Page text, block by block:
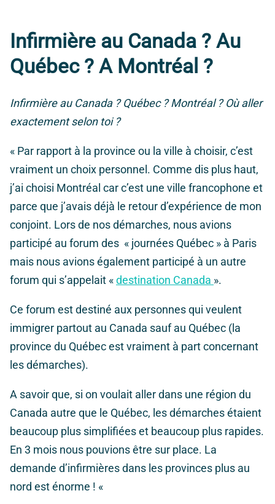
Infirmière au Canada ? Au
Québec ? A Montréal ?
Infirmière au Canada ? Québec ? Montréal ? Où aller
exactement selon toi ?
« Par rapport à la province ou la ville à choisir, c’est
vraiment un choix personnel. Comme dis plus haut,
j’ai choisi Montréal car c’est une ville francophone et
parce que j’avais déjà le retour d’expérience de mon
conjoint. Lors de nos démarches, nous avions
participé au forum des « journées Québec » à Paris
mais nous avions également participé à un autre
forum qui s’appelait «destination Canada ».
Ce forum est destiné aux personnes qui veulent
immigrer partout au Canada sauf au Québec (la
province du Québec est vraiment à part concernant
les démarches).
A savoir que, si on voulait aller dans une région du
Canada autre que le Québec, les démarches étaient
beaucoup plus simplifiées et beaucoup plus rapides.
En 3 mois nous pouvions être sur place. La
demande d’infirmières dans les provinces plus au
nord est énorme ! «